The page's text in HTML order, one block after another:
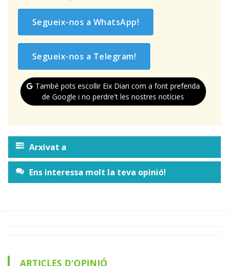
Segueix-nos a WhatsApp!
Segueix-nos a Telegram!
També pots escollir Eix Diari com a font preferida
de Google i no perdre't les nostres notícies
Arxivat a
Ens interessa molt la teva opinió!
ARTICLES D'OPINIÓ